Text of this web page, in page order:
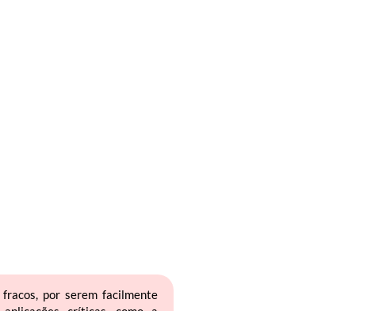
por serem facilmente